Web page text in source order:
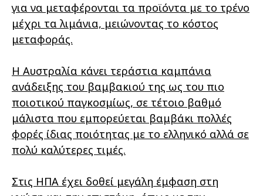
για να μεταφέρονται τα προϊόντα με το τρένο
μέχρι τα λιμάνια, μειώνοντας το κόστος
μεταφοράς.
Η Αυστραλία κάνει τεράστια καμπάνια
ανάδειξης του βαμβακιού της ως του πιο
ποιοτικού παγκοσμίως, σε τέτοιο βαθμό
μάλιστα που εμπορεύεται βαμβάκι πολλές
φορές ίδιας ποιότητας με το ελληνικό αλλά σε
πολύ καλύτερες τιμές.
Στις ΗΠΑ έχει δοθεί μεγάλη έμφαση στη